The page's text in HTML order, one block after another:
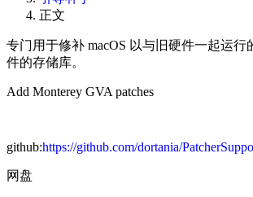
正文
专门用于修补 macOS 以与旧硬件一起运行
件的存储库。
Add Monterey GVA patches
github:https://github.com/dortania/
网盘